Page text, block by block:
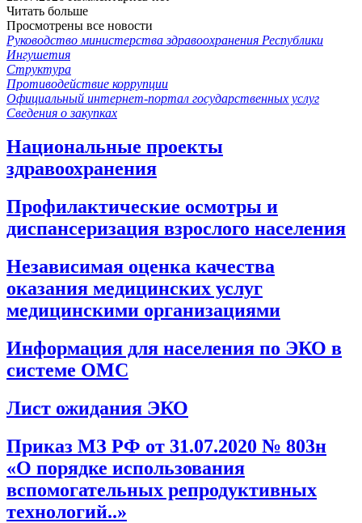
Читать больше
Просмотрены все новости
Руководство министерства здравоохранения Республики
Ингушетия
Структура
Противодействие коррупции
Официальный интернет-портал государственных услуг
Сведения о закупках
Национальные проекты
здравоохранения
Профилактические осмотры и
диспансеризация взрослого населения
Независимая оценка качества
оказания медицинских услуг
медицинскими организациями
Информация для населения по ЭКО в
системе ОМС
Лист ожидания ЭКО
Приказ МЗ РФ от 31.07.2020 № 803н
«О порядке использования
вспомогательных репродуктивных
технологий..»